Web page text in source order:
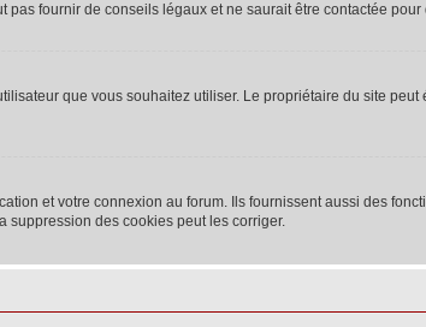
fournir de conseils légaux et ne saurait être contactée
que vous souhaitez utiliser. Le propriétaire du site
et votre connexion au forum. Ils fournissent aussi des
suppression des cookies peut les corriger.